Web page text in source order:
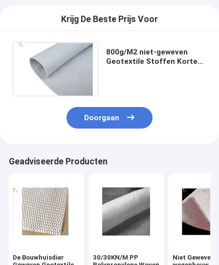
Krijg De Beste Prijs Voor
800g/M2 niet-geweven
Geotextile Stoffen Korte
Doorgaan
Geadviseerde Producten
De Bouwhuisdier
30/30KN/M PP
Niet Geweven